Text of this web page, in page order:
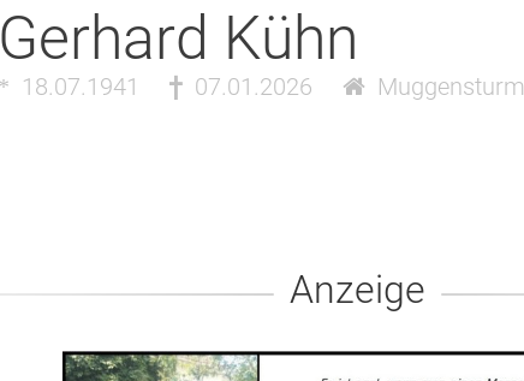
Gerhard Kühn
18.07.1941 07.01.2026 Muggensturm
Anzeige